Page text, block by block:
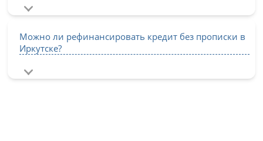
Можно ли рефинансировать кредит без прописки в
Иркутске?